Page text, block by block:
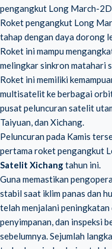
pengangkut Long March-
Roket pengangkut Long
tahap dengan daya dorong
Roket ini mampu
melingkar sinkron matahari
Roket ini memiliki
multisatelit ke berbagai
pusat peluncuran satelit
Taiyuan, dan Xichang.
Peluncuran pada Kamis
pertama roket pengangkut
Satelit Xichangtahun ini.
Guna memastikan
stabil saat iklim panas dan
telah menjalani peningkatan
penyimpanan, dan inspeksi
sebelumnya. Sejumlah